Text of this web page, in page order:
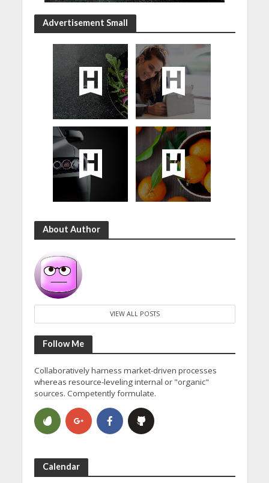
Advertisement Small
About Author
VIEW ALL POSTS
Follow Me
Collaboratively harness market-driven processes
whereas resource-leveling internal or "organic"
sources. Competently formulate.
Calendar